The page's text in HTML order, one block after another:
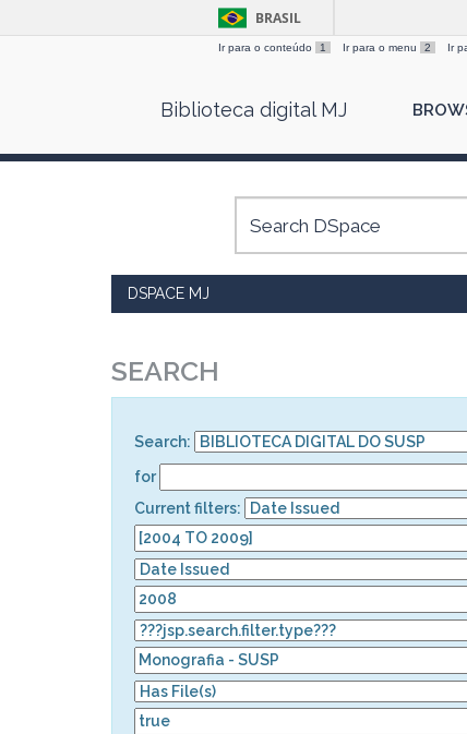
BRASIL
Ir para o conteúdo 1 Ir para o menu 2 Ir
Biblioteca digital MJ
DSPACE MJ
SEARCH
Search:
for
Current filters: